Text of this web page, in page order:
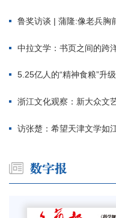
鲁奖访谈 | 蒲隆:像老兵胸
中拉文学：书页之间的跨
5.25亿人的“精神食粮”升
浙江文化观察：新大众文
访张楚：希望天津文学如